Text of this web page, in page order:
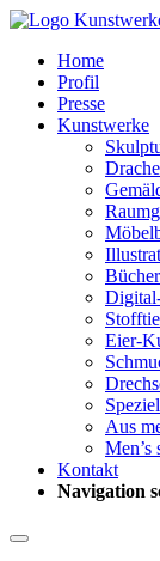
Home
Profil
Presse
Kunstwerke
Bücher
Eier-
Aus
Men’s
Kontakt
Navigation